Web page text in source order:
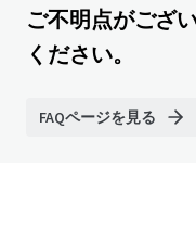
ご不明点がござ
ください。
FAQページを見る